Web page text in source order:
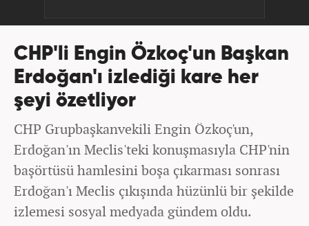
CHP'li Engin Özkoç'un Başkan
Erdoğan'ı izlediği kare her
şeyi özetliyor
CHP Grupbaşkanvekili Engin Özkoç'un,
Erdoğan'ın Meclis'teki konuşmasıyla CHP'nin
başörtüsü hamlesini boşa çıkarması sonrası
Erdoğan'ı Meclis çıkışında hüzünlü bir şekilde
izlemesi sosyal medyada gündem oldu.